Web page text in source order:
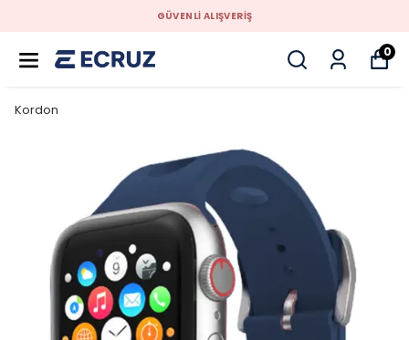
GÜVENLİ ALIŞVERİŞ
0
Kordon